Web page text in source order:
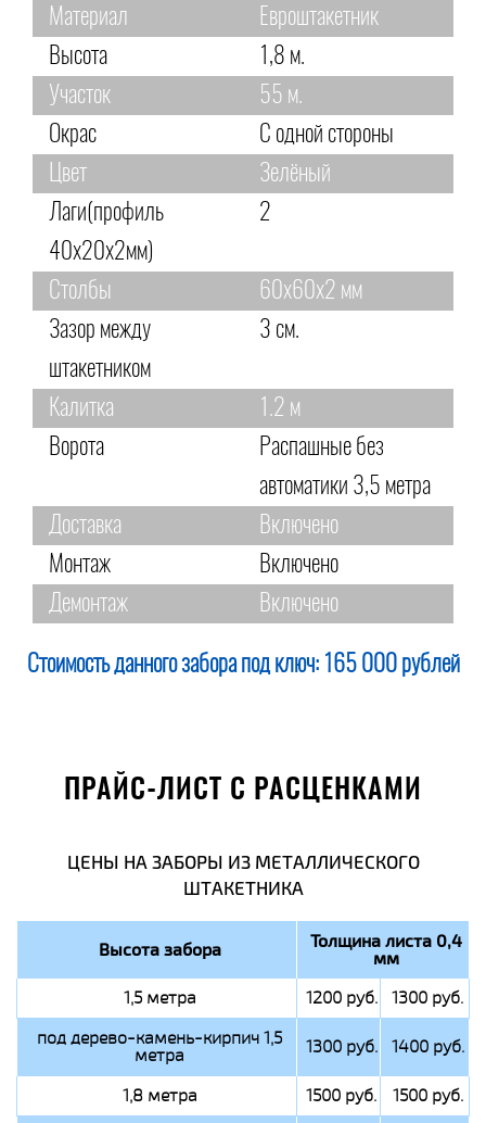
Материал
Евроштакетник
Высота
1,8 м.
Участок
55 м.
Окрас
С одной стороны
Цвет
Зелёный
Лаги(профиль
40х20х2мм)
2
Столбы
60х60х2 мм
Зазор между
штакетником
3 см.
Калитка
1.2 м
Ворота
Распашные без
автоматики 3,5 метра
Доставка
Включено
Монтаж
Включено
Демонтаж
Включено
Стоимость данного забора под ключ: 165 000 рублей
ПРАЙС-ЛИСТ С РАСЦЕНКАМИ
ЦЕНЫ НА ЗАБОРЫ ИЗ МЕТАЛЛИЧЕСКОГО
ШТАКЕТНИКА
Высота забора Толщина листа 0,4
мм
1,5 метра 1200 руб.
1300 руб.
под дерево-камень-кирпич 1,5
метра 1300 руб. 1400 руб.
1,8 метра 1500 руб.
1500 руб.